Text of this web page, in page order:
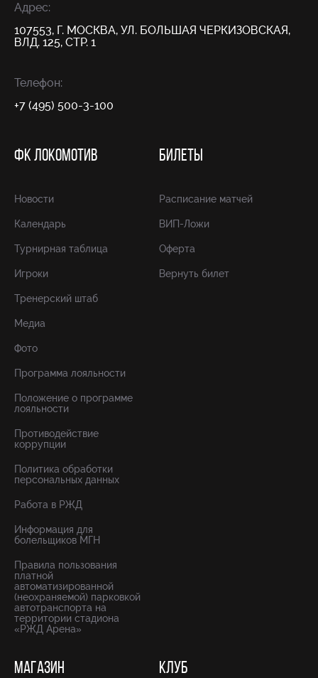
Адрес:
107553, Г. МОСКВА, УЛ. БОЛЬШАЯ ЧЕРКИЗОВСКАЯ,
ВЛД. 125, СТР. 1
Телефон:
+7 (495) 500-3-100
ФК ЛОКОМОТИВ
Новости
Календарь
Турнирная таблица
Игроки
Тренерский штаб
Медиа
Фото
Программа лояльности
Положение о программе
лояльности
Противодействие
коррупции
Политика обработки
персональных данных
Работа в РЖД
Информация для
болельщиков МГН
Правила пользования
платной
автоматизированной
(неохраняемой) парковкой
автотранспорта на
территории стадиона
«РЖД Арена»
БИЛЕТЫ
Расписание матчей
ВИП-Ложи
Оферта
Вернуть билет
МАГАЗИН КЛУБ